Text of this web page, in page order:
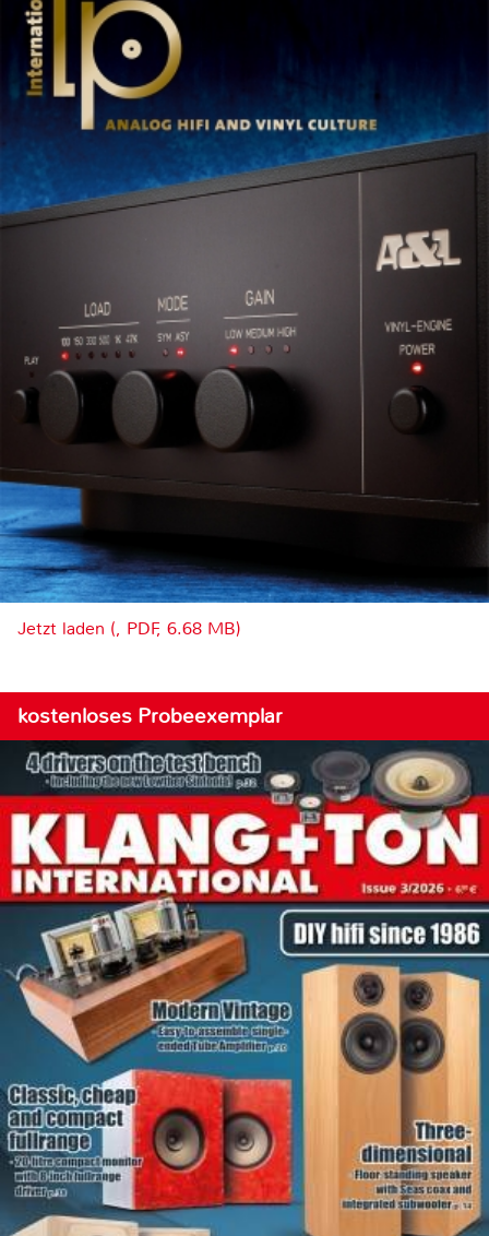
Jetzt laden (, PDF, 6.68 MB)
kostenloses Probeexemplar